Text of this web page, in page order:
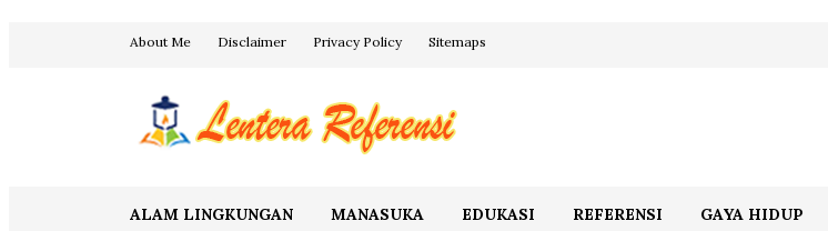
About Me Disclaimer Privacy Policy Sitemaps
ALAM LINGKUNGAN MANASUKA EDUKASI REFERENSI GAYA HIDUP